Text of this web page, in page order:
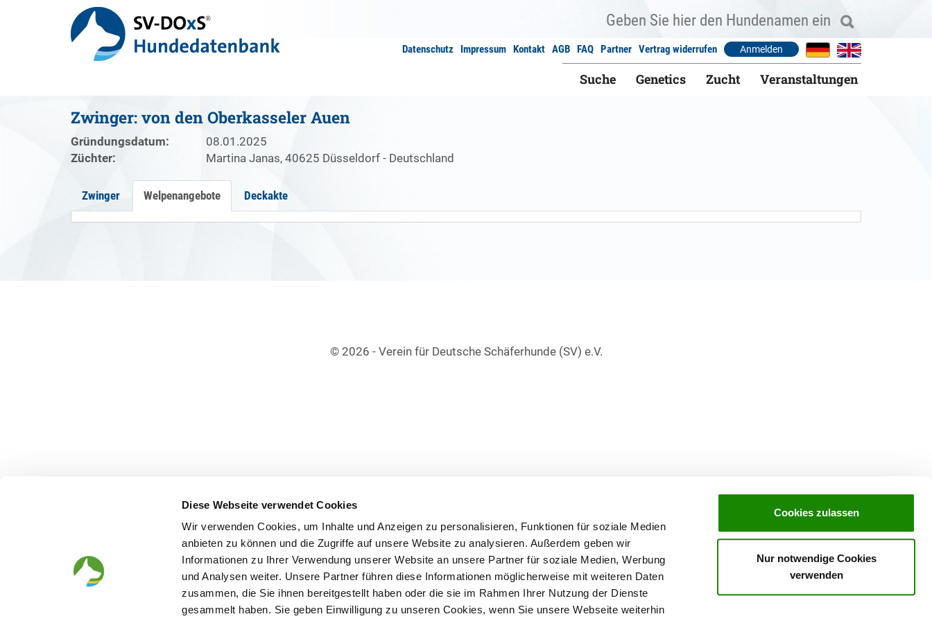
Diese Webseite verwendet Cookies
Wir verwenden Cookies, um Inhalte und Anzeigen zu personalisieren, Funktionen für soziale Medien
anbieten zu können und die Zugriffe auf unsere Website zu analysieren. Außerdem geben wir
Informationen zu Ihrer Verwendung unserer Website an unsere Partner für soziale Medien, Werbung
und Analysen weiter. Unsere Partner führen diese Informationen möglicherweise mit weiteren Daten
zusammen, die Sie ihnen bereitgestellt haben oder die sie im Rahmen Ihrer Nutzung der Dienste
gesammelt haben. Sie geben Einwilligung zu unseren Cookies, wenn Sie unsere Webseite weiterhin
Cookies zulassen
Nur notwendige Cookies
verwenden
Datenschutz Impressum Kontakt AGB FAQ Partner Vertrag widerrufen Anmelden
Suche Genetics Zucht Veranstaltungen
Zwinger: von den Oberkasseler Auen
Gründungsdatum:
08.01.2025
Züchter:
Martina Janas, 40625 Düsseldorf - Deutschland
Zwinger Welpenangebote Deckakte
© 2026 - Verein für Deutsche Schäferhunde (SV) e.V.